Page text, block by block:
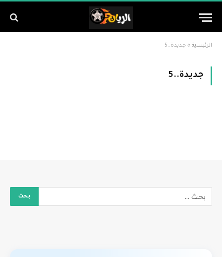
الرئيسية » جديدة..5
جديدة..5